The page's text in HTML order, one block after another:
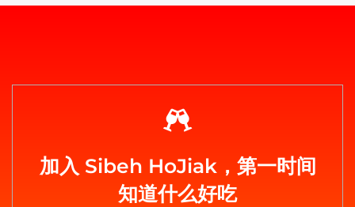
加入 Sibeh HoJiak，第一时间
知道什么好吃